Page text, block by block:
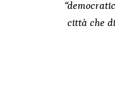
città che